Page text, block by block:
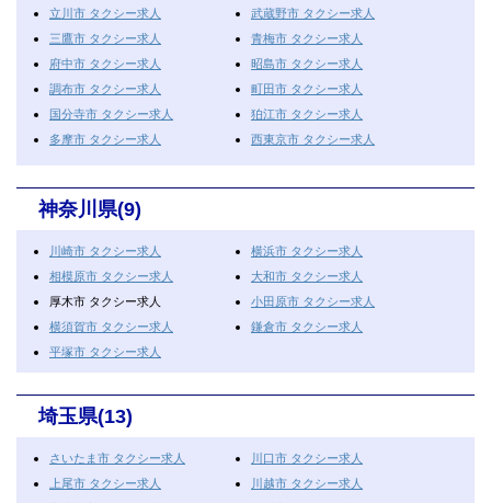
立川市 タクシー求人
武蔵野市 タクシー求人
三鷹市 タクシー求人
青梅市 タクシー求人
府中市 タクシー求人
昭島市 タクシー求人
調布市 タクシー求人
町田市 タクシー求人
国分寺市 タクシー求人
狛江市 タクシー求人
多摩市 タクシー求人
西東京市 タクシー求人
神奈川県(9)
川崎市 タクシー求人
横浜市 タクシー求人
相模原市 タクシー求人
大和市 タクシー求人
厚木市 タクシー求人
小田原市 タクシー求人
横須賀市 タクシー求人
鎌倉市 タクシー求人
平塚市 タクシー求人
埼玉県(13)
さいたま市 タクシー求人
川口市 タクシー求人
上尾市 タクシー求人
川越市 タクシー求人